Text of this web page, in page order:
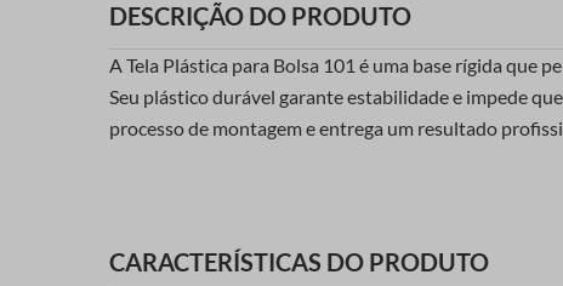
DESCRIÇÃO DO PRODUTO
A Tela Plástica para Bolsa 101 é uma base rígida que
Seu plástico durável garante estabilidade e impede
processo de montagem e entrega um resultado
CARACTERÍSTICAS DO PRODUTO